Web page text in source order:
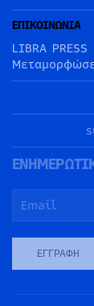
ΕΠΙΚΟΙΝΩΝΙΑ
LIBRA PRESS
ΕΓΓΡΑΦΉ